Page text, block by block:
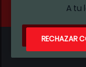
A tu
Condiciones
RECHAZAR